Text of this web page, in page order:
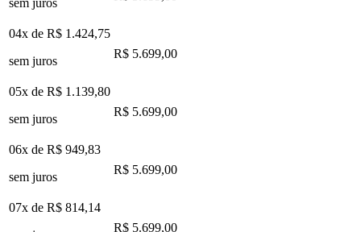
04x de R$ 1.424,75
sem juros
R$ 5.699,00
05x de R$ 1.139,80
sem juros
R$ 5.699,00
06x de R$ 949,83
sem juros
R$ 5.699,00
07x de R$ 814,14
R$ 5.699,00